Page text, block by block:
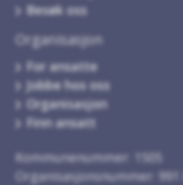
Besøk oss
Organisasjon
For ansatte
Jobbe hos oss
Organisasjon
Finn ansatt
Kommunenummer: 1505
Organisasjonsnummer: 991